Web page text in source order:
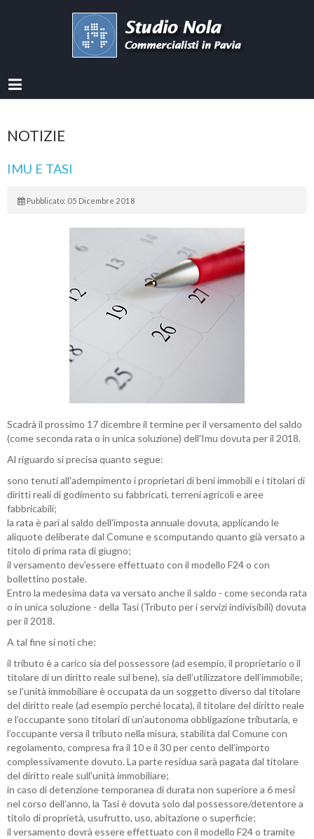
NOTIZIE
IMU E TASI
Pubblicato: 05 Dicembre 2018
Scadrà il prossimo 17 dicembre il termine per il versamento del saldo
(come seconda rata o in unica soluzione) dell'Imu dovuta per il 2018.
Al riguardo si precisa quanto segue:
sono tenuti all'adempimento i proprietari di beni immobili e i titolari di
diritti reali di godimento su fabbricati, terreni agricoli e aree
fabbricabili;
la rata è pari al saldo dell'imposta annuale dovuta, applicando le
aliquote deliberate dal Comune e scomputando quanto già versato a
titolo di prima rata di giugno;
il versamento dev'essere effettuato con il modello F24 o con
bollettino postale.
Entro la medesima data va versato anche il saldo - come seconda rata
o in unica soluzione - della Tasi (Tributo per i servizi indivisibili) dovuta
per il 2018.
A tal fine si noti che:
il tributo è a carico sia del possessore (ad esempio, il proprietario o il
titolare di un diritto reale sul bene), sia dell’utilizzatore dell’immobile;
se l’unità immobiliare è occupata da un soggetto diverso dal titolare
del diritto reale (ad esempio perché locata), il titolare del diritto reale
e l’occupante sono titolari di un’autonoma obbligazione tributaria, e
l’occupante versa il tributo nella misura, stabilita dal Comune con
regolamento, compresa fra il 10 e il 30 per cento dell’importo
complessivamente dovuto. La parte residua sarà pagata dal titolare
del diritto reale sull'unità immobiliare;
in caso di detenzione temporanea di durata non superiore a 6 mesi
nel corso dell’anno, la Tasi è dovuta solo dal possessore/detentore a
titolo di proprietà, usufrutto, uso, abitazione o superficie;
il versamento dovrà essere effettuato con il modello F24 o tramite